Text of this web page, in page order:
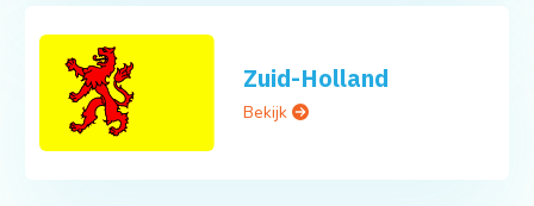
Zuid-Holland
Bekijk